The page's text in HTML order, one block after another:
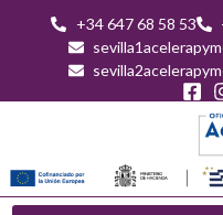
+34 647 68 58 53